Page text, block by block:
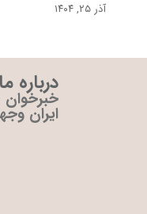
آذر ۲۵, ۱۴۰۴
درباره ما
خبرخوان
ایران